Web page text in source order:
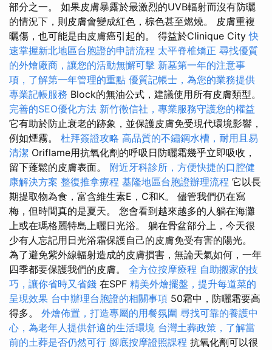
部分之一。 如果皮膚暴露於最激烈的UVB輻射而沒有防曬
的情況下，則皮膚會變成紅色，棕色甚至燃燒。 皮膚重複
曬傷，也可能是由皮膚癌引起的。 得益於Clinique City快
速掌握新北地區台胞證的申請流程 太平脊椎矯正 尋找優質
的外燴廠商，讓您的活動無懈可擊 新墓第一年的注意事
項，了解第一年管理的重點 優質記帳士，為您的業務提供
專業記帳服務 Block的無油公式，建議使用所有皮膚類型。
完善的SEO優化方法 新竹徵信社，專業服務守護您的權益
它有助於防止衰老的跡象，並保護皮膚免受現代環境影響，
例如煙霧。 杜拜簽證攻略 高品質的不鏽鋼水槽，耐用且易
清潔 Oriflame用抗氧化劑的呼吸日防曬霜幾乎立即吸收，
留下蓬鬆的皮膚表面。 附近牙科診所，方便快捷的口腔健
康解決方案 整復推拿療程 基隆地區台胞證辦理流程 它以長
期提取物為食，富含維生素E，C和K。 儘管我們仍在寫
梅，但時間真的是夏天。 您會看到越來越多的人躺在海灘
上或在瑪格麗特島上曬日光浴。 躺在骨盆部分上，今天很
少有人忘記用日光浴霜保護自己的皮膚免受有害的陽光。
為了避免紫外線輻射造成的皮膚損害，無論天氣如何，一年
四季都要保護我們的皮膚。 全方位按摩療程 自助搬家的技
巧，讓你省時又省錢 在SPF 精美外燴擺盤，提升每道菜的
呈現效果 台中辦理台胞證的相關事項 50霜中，防曬霜要高
得多。 外燴佈置，打造專屬的用餐氛圍 尋找可靠的養護中
心，為老年人提供舒適的生活環境 台灣土葬政策，了解當
前的土葬是否仍然可行 腳底按摩證照課程 抗氧化劑可以很